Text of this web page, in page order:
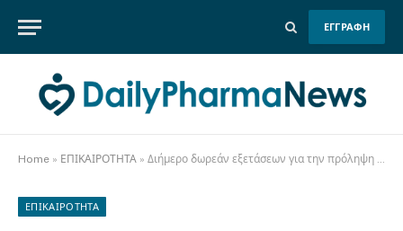
ΕΓΓΡΑΦΗ
Home » ΕΠΙΚΑΙΡΟΤΗΤΑ » Διήμερο δωρεάν εξετάσεων για την πρόληψη και έγκαιρη διάγνωση του καρκίνου του δέρματος στη Θεσσαλονίκη
ΕΠΙΚΑΙΡΟΤΗΤΑ